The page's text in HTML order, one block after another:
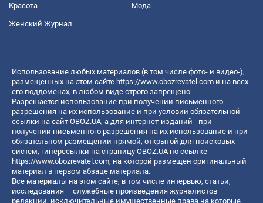
Красота Мода
Женский Журнал
Использование любых материалов (в том числе фото- и видео-),
размещенных на этом сайте https://www.obozrevatel.com и на всех
его поддоменах, в любом виде строго запрещено.
Разрешается использование при получении письменного
разрешения на их использование и при условии обязательной
ссылки на сайт OBOZ.UA, а для интернет-изданий - при
получении письменного разрешения на их использование и при
обязательном размещении прямой, открытой для поисковых
систем, гиперссылки на страницу OBOZ.UA по ссылке
https://www.obozrevatel.com, на которой размещен оригинальный
материал в первом абзаце материала.
Все материалы на этом сайте, в том числе интервью, статьи,
исследования – служебные произведения журналистов
редакции, исключительные имущественные права на которые